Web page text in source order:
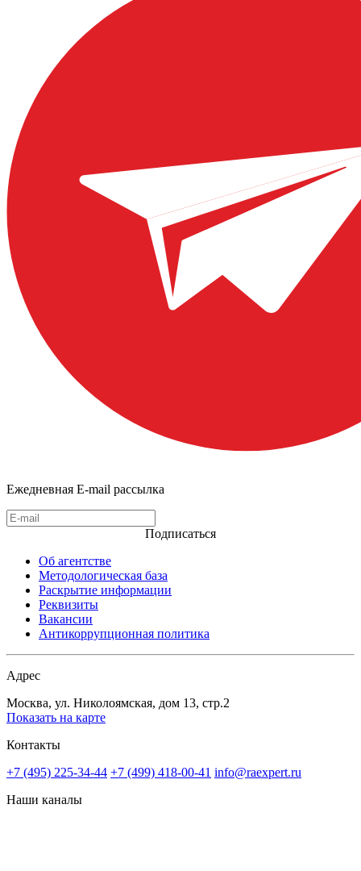
Ежедневная E-mail рассылка
Подписаться
Об агентстве
Методологическая база
Раскрытие информации
Реквизиты
Вакансии
Антикоррупционная политика
Адрес
Москва, ул. Николоямская, дом 13, стр.2
Показать на карте
Контакты
+7 (495) 225-34-44 +7 (499) 418-00-41 info@raexpert.ru
Наши каналы